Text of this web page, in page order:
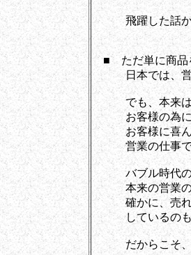
飛躍した話かも
■ ただ単に商品
日本では、営業
でも、本来は非
お客様の為に、
お客様に喜んで
営業の仕事で
バブル時代の名
本来の営業の素
確かに、売れれ
しているのも
だからこそ、私